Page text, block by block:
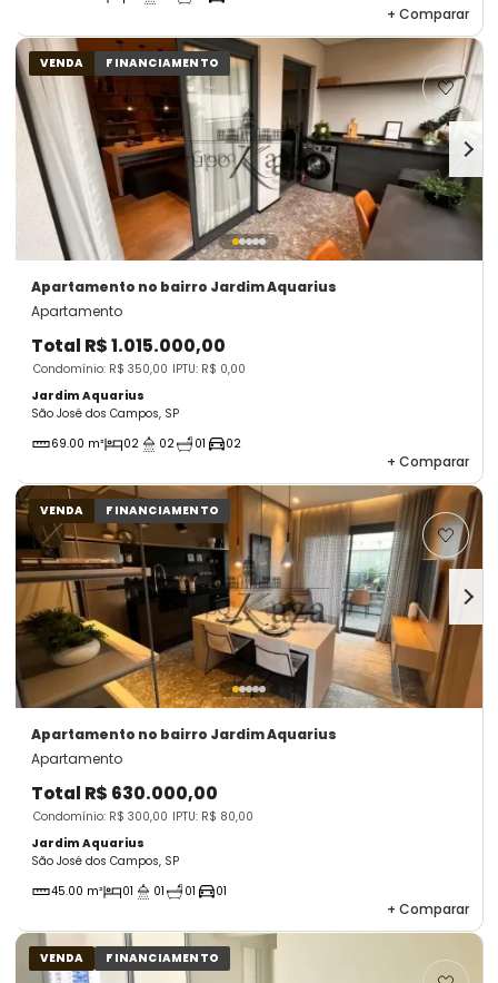
+ Comparar
VENDA FINANCIAMENTO
Apartamento no bairro Jardim Aquarius
Apartamento
Total R$ 1.015.000,00
Condomínio: R$ 350,00 IPTU: R$ 0,00
Jardim Aquarius
São José dos Campos, SP
69.00 m²
02 02 01 02
+ Comparar
VENDA FINANCIAMENTO
Apartamento no bairro Jardim Aquarius
Apartamento
Total R$ 630.000,00
Condomínio: R$ 300,00 IPTU: R$ 80,00
Jardim Aquarius
São José dos Campos, SP
45.00 m²
01 01 01 01
+ Comparar
VENDA FINANCIAMENTO